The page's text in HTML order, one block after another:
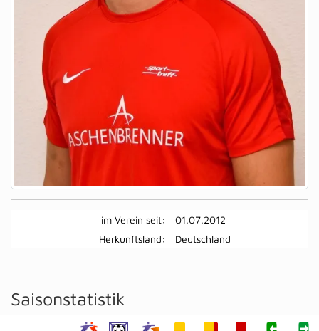
im Verein seit:
01.07.2012
Herkunftsland:
Deutschland
Saisonstatistik